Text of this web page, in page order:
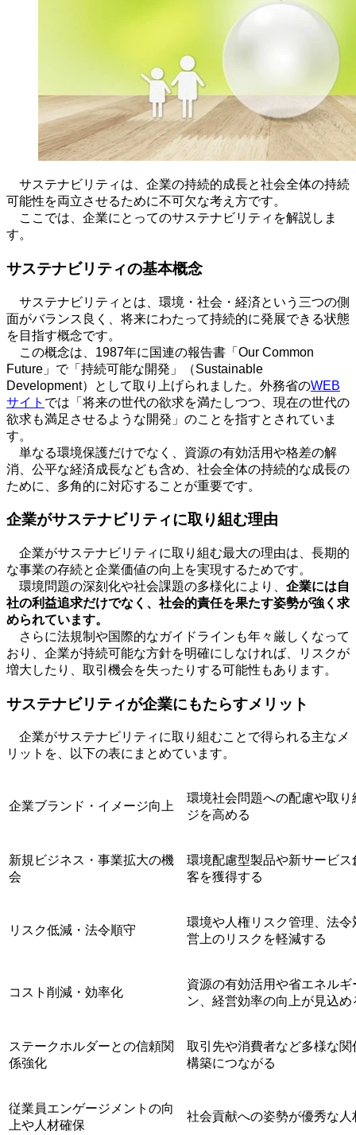
サステナビリティは、企業の持続的成長と社会全体の持続
可能性を両立させるために不可欠な考え方です。
ここでは、企業にとってのサステナビリティを解説しま
す。
サステナビリティの基本概念
サステナビリティとは、環境・社会・経済という三つの側
面がバランス良く、将来にわたって持続的に発展できる状態
を目指す概念です。
この概念は、 1987年に国連の報告書「 Our Common
Future 」で「持続可能な開発」（Sustainable
Development）として取り上げられました。外務省のWEB
サイト では「将来の世代の欲求を満たしつつ、現在の世代の
欲求も満足させるような開発」のことを指すとされていま
す。
単なる環境保護だけでなく、資源の有効活用や格差の解
消、公平な経済成長なども含め、社会全体の持続的な成長の
ために、多角的に対応することが重要です。
企業がサステナビリティに取り組む理由
企業がサステナビリティに取り組む最大の理由は、長期的
な事業の存続と企業価値の向上を実現するためです。
環境問題の深刻化や社会課題の多様化により、 企業には自
社の利益追求だけでなく、社会的責任を果たす姿勢が強く求
められています。
さらに法規制や国際的なガイドラインも年々厳しくなって
おり、企業が持続可能な方針を明確にしなければ、リスクが
増大したり、取引機会を失ったりする可能性もあります。
サステナビリティが企業にもたらすメリット
企業がサステナビリティに取り組むことで得られる主なメ
リットを、以下の表にまとめています。
企業ブランド・イメージ向上
環境社会問題への配慮や取
ジを高める
新規ビジネス・事業拡大の機
会
環境配慮型製品や新サービ
客を獲得する
リスク低減・法令順守
環境や人権リスク管理、法
営上のリスクを軽減する
コスト削減・効率化
資源の有効活用や省エネル
ン、経営効率の向上が見込め
ステークホルダーとの信頼関
係強化
取引先や消費者など多様な
構築につながる
従業員エンゲージメントの向
上や人材確保
社会貢献への姿勢が優秀な